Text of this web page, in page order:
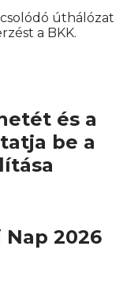
úthálózat
a BKK.
és a
be a
Nap 2026